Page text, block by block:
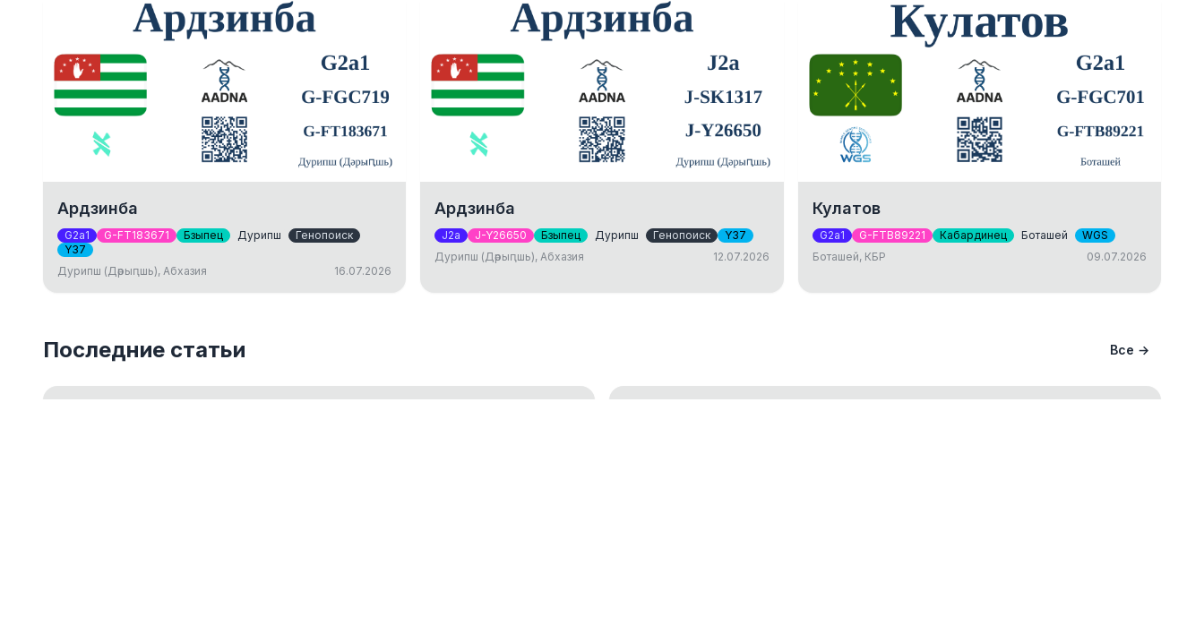
Ардзинба
G2a1 G-FT183671 Бзыпец Дурипш
Генопоиск
Y37
Дурипш (Дәрыԥшь), Абхазия
16.07.2026
Ардзинба
J2a J-Y26650 Бзыпец Дурипш Генопоиск
Y37
Дурипш (Дәрыԥшь), Абхазия
12.07.2026
Кулатов
G2a1 G-FTB89221 Кабардинец Боташей
WGS
Боташей, КБР
09.07.2026
Последние статьи Все →